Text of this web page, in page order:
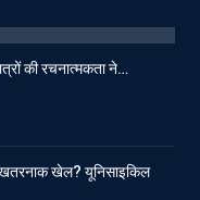
की रचनात्मकता ने…
खेल? यूनिसाइकिल